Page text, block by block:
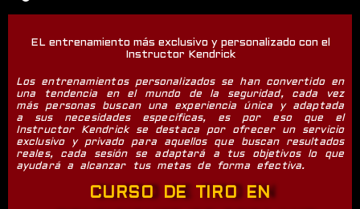
EL entrenamiento más exclusivo y personalizado con el
Instructor Kendrick
Los entrenamientos personalizados se han convertido en
una tendencia en el mundo de la seguridad, cada vez
más personas buscan una experiencia única y adaptada
a sus necesidades específicas, es por eso que el
Instructor Kendrick se destaca por ofrecer un servicio
exclusivo y privado para aquellos que buscan resultados
reales, cada sesión se adaptará a tus objetivos lo que
ayudará a alcanzar tus metas de forma efectiva.
CURSO DE TIRO EN